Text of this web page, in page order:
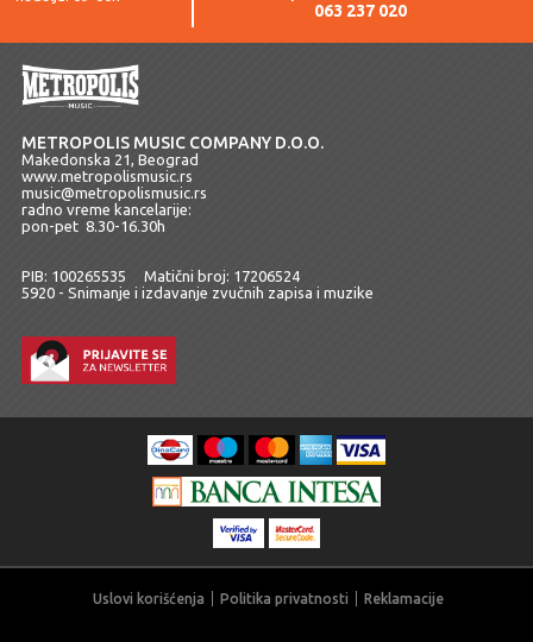
063 237 020
METROPOLIS MUSIC COMPANY D.O.O.
Makedonska 21, Beograd
www.metropolismusic.rs
music@metropolismusic.rs
radno vreme kancelarije:
pon-pet 8.30-16.30h
PIB: 100265535 Matični broj: 17206524
5920 - Snimanje i izdavanje zvučnih zapisa i muzike
Uslovi korišćenja Politika privatnosti Reklamacije